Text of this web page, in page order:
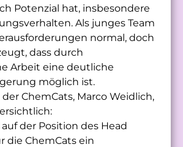
Potenzial hat, insbesondere
Als junges Team
normal, doch
dass durch
Arbeit eine deutliche
möglich ist.
ChemCats, Marco Weidlich,
auf der Position des Head
die ChemCats ein